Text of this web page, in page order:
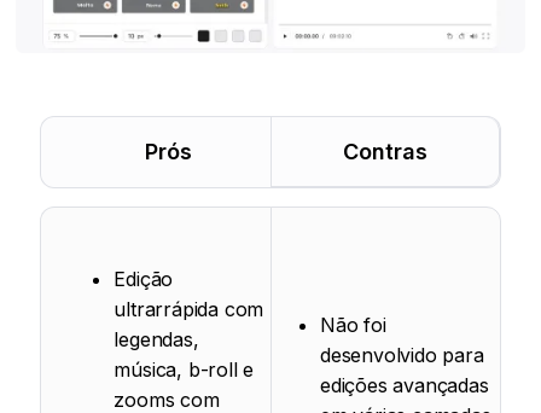
Prós Contras
Edição
ultrarrápida com
legendas,
música, b-roll e
zooms com
Não foi
desenvolvido para
edições avançadas